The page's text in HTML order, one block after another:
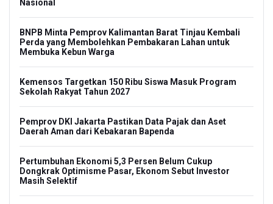
Nasional
BNPB Minta Pemprov Kalimantan Barat Tinjau Kembali
Perda yang Membolehkan Pembakaran Lahan untuk
Membuka Kebun Warga
Kemensos Targetkan 150 Ribu Siswa Masuk Program
Sekolah Rakyat Tahun 2027
Pemprov DKI Jakarta Pastikan Data Pajak dan Aset
Daerah Aman dari Kebakaran Bapenda
Pertumbuhan Ekonomi 5,3 Persen Belum Cukup
Dongkrak Optimisme Pasar, Ekonom Sebut Investor
Masih Selektif